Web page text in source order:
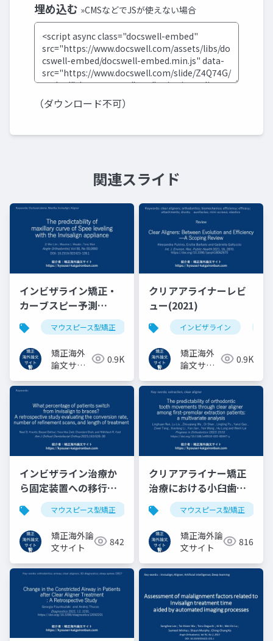
埋め込む »CMSなどでJSが使えない場合
（ダウンロード不可）
関連スライド
インビザライン矯正・
カーブスピー予測
(2023)マウスピース型矯正 クリアアライナー インビザ
矯正海外
論文サイ
0.9K
クリアアライナーレビ
ュー(2021)
インビザライン
矯正海外
論文サイ
0.9K
インビザライン治療か
ら固定装置への移行率
(2022)マウスピース型矯正 インビザライン クリアアラ
矯正海外論
文サイト
842
クリアアライナー矯正
治療における小臼歯抜
歯ケースの歯の移動の
予測
マウスピース型矯正
矯正海外論
文サイト
816